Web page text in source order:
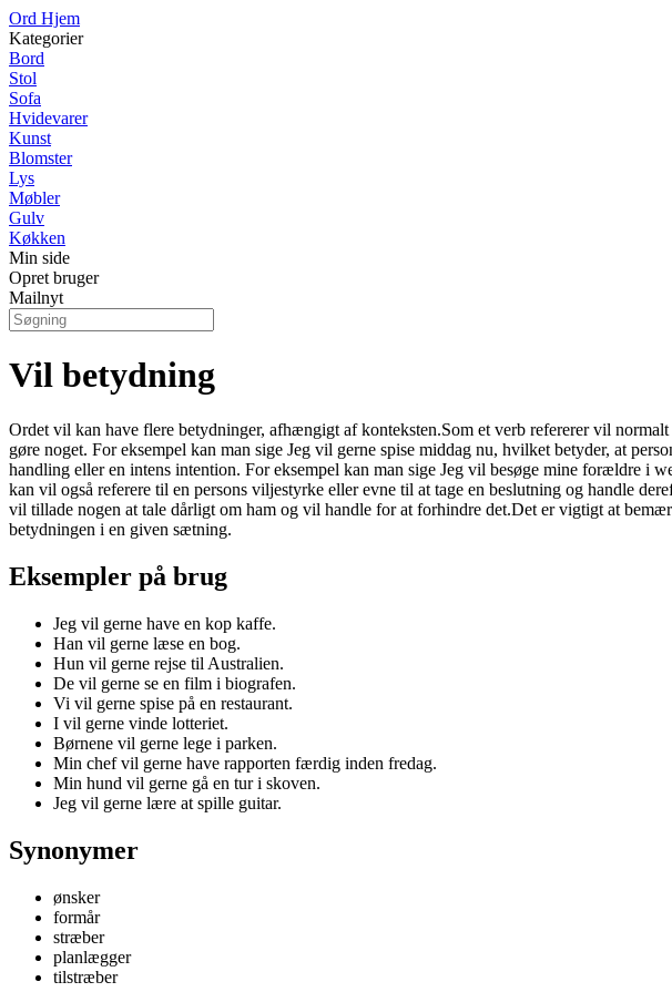
Ord Hjem
Kategorier
Bord
Stol
Sofa
Hvidevarer
Kunst
Blomster
Lys
Møbler
Gulv
Køkken
Min side
Opret bruger
Mailnyt
Vil betydning
Ordet vil kan have flere betydninger, afhængigt af konteksten.Som et verb refererer vil
gøre noget. For eksempel kan man sige Jeg vil gerne spise middag nu, hvilket betyder, at
handling eller en intens intention. For eksempel kan man sige Jeg vil besøge mine forældre i
kan vil også referere til en persons viljestyrke eller evne til at tage en beslutning og handle
vil tillade nogen at tale dårligt om ham og vil handle for at forhindre det.Det er vigtigt at
betydningen i en given sætning.
Eksempler på brug
Jeg vil gerne have en kop kaffe.
Han vil gerne læse en bog.
Hun vil gerne rejse til Australien.
De vil gerne se en film i biografen.
Vi vil gerne spise på en restaurant.
I vil gerne vinde lotteriet.
Børnene vil gerne lege i parken.
Min chef vil gerne have rapporten færdig inden fredag.
Min hund vil gerne gå en tur i skoven.
Jeg vil gerne lære at spille guitar.
Synonymer
ønsker
formår
stræber
planlægger
tilstræber